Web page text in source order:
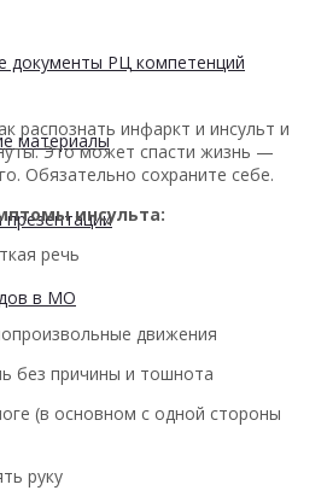
документы РЦ компетенций
материалы
в МО
распознать инфаркт и инсульт и
Это может спасти жизнь —
Обязательно сохраните себе.
инсульта:
речь
движения
без причины и тошнота
(в основном с одной стороны
руку